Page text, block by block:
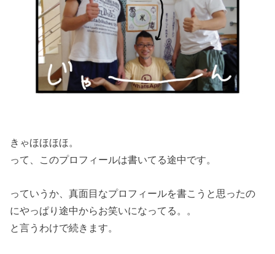
きゃほほほほ。
って、このプロフィールは書いてる途中です。
っていうか、真面目なプロフィールを書こうと思ったの
にやっぱり途中からお笑いになってる。。
と言うわけで続きます。